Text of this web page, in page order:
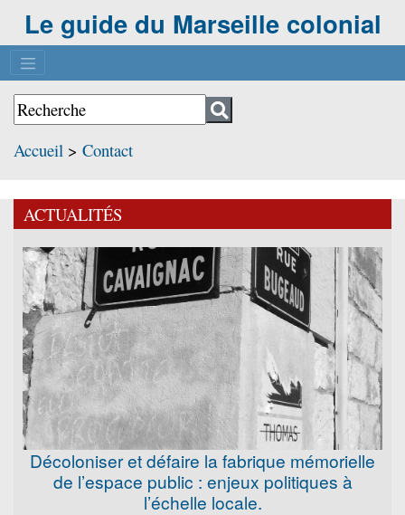
Le guide du Marseille colonial
Accueil > Contact
ACTUALITÉS
Décoloniser et défaire la fabrique mémorielle
de l’espace public : enjeux politiques à
l’échelle locale.